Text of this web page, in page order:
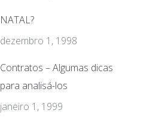
NATAL?
dezembro 1, 1998
Contratos – Algumas dicas
para analisá-los
janeiro 1, 1999